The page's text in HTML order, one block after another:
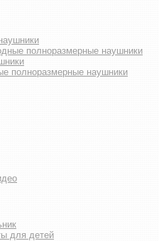
полноразмерные наушники
полноразмерные наушники
для детей